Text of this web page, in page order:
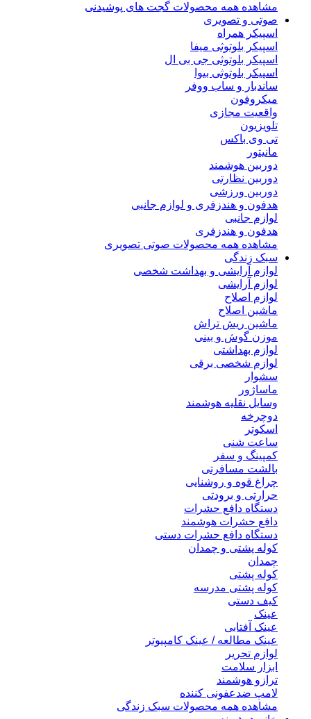
مشاهده همه محصولات گجت های پوشیدنی
صوتی و تصویری
اسپیکر همراه
اسپیکر بلوتوثی میفا
اسپیکر بلوتوثی جی بی ال
اسپیکر بلوتوثی بیوا
ساندبار و ساب ووفر
میکروفون
واقعیت مجازی
تلویزیون
تی وی باکس
مانیتور
دوربین هوشمند
دوربین نظارتی
دوربین ورزشی
هدفون و هندزفری و لوازم جانبی
لوازم جانبی
هدفون و هندزفری
مشاهده همه محصولات صوتی تصویری
سبک زندگی
لوازم آرایشی و بهداشت شخصی
لوازم آرایشی
لوازم اصلاح
ماشین اصلاح
ماشین ریش تراش
موزن گوش و بینی
لوازم بهداشتی
لوازم شخصی برقی
سشوار
ماساژور
وسایل نقلیه هوشمند
دوچرخه
اسکوتر
ساعت شنی
کمپینگ و سفر
بالشت مسافرتی
چراغ قوه و روشنایی
حرارتی و برودتی
دستگاه دافع حشرات
دافع حشرات هوشمند
دستگاه دافع حشرات دستی
کوله پشتی و چمدان
چمدان
کوله پشتی
کوله پشتی مدرسه
کیف دستی
عینک
عینک آفتابی
عینک مطالعه / عینک کامپیوتر
لوازم تحریر
ابزار سلامت
ترازو هوشمند
لامپ ضدعفونی کننده
مشاهده همه محصولات سبک زندگی